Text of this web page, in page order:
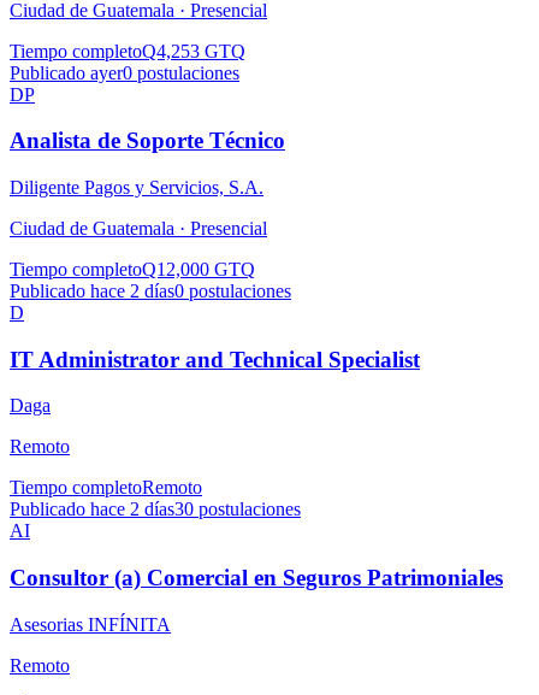
Ciudad de Guatemala · Presencial
Tiempo completoQ4,253 GTQ
Publicado ayer0 postulaciones
DP
Analista de Soporte Técnico
Diligente Pagos y Servicios, S.A.
Ciudad de Guatemala · Presencial
Tiempo completoQ12,000 GTQ
Publicado hace 2 días0 postulaciones
D
IT Administrator and Technical Specialist
Daga
Remoto
Tiempo completoRemoto
Publicado hace 2 días30 postulaciones
AI
Consultor (a) Comercial en Seguros Patrimoniales
Asesorias INFÍNITA
Remoto